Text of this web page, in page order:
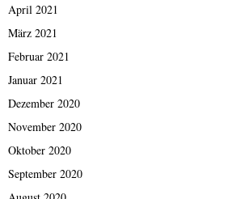
April 2021
März 2021
Februar 2021
Januar 2021
Dezember 2020
November 2020
Oktober 2020
September 2020